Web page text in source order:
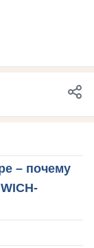
– почему